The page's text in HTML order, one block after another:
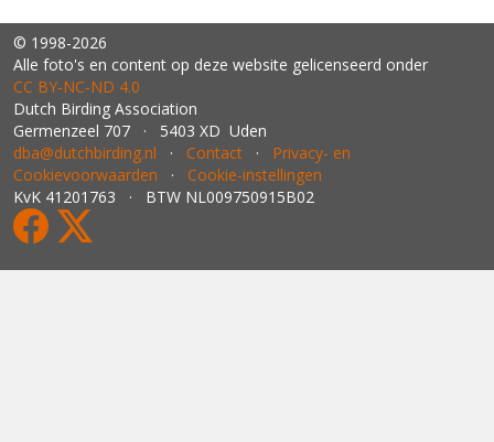
© 1998-2026
Alle foto's en content op deze website gelicenseerd onder
CC BY‑NC‑ND 4.0
Dutch Birding Association
Germenzeel 707 · 5403 XD Uden
dba@dutchbirding.nl · Contact · Privacy- en
Cookievoorwaarden · Cookie-instellingen
KvK 41201763 · BTW NL009750915B02